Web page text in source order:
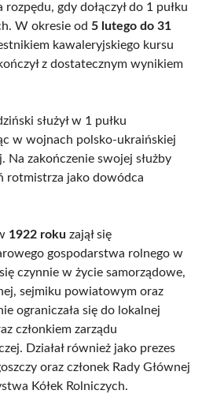
gdy dołączył do 1 pułku
W okresie od 5 lutego do 31
kawaleryjskiego kursu
z dostatecznym wynikiem
służył w 1 pułku
w wojnach polsko-ukraińskiej
Na zakończenie swojej służby
rotmistrza jako dowódca
1922 roku zajął się
gospodarstwa rolnego w
czynnie w życie samorządowe,
sejmiku powiatowym oraz
ograniczała się do lokalnej
członkiem zarządu
Działał również jako prezes
oraz członek Rady Głównej
Kółek Rolniczych.